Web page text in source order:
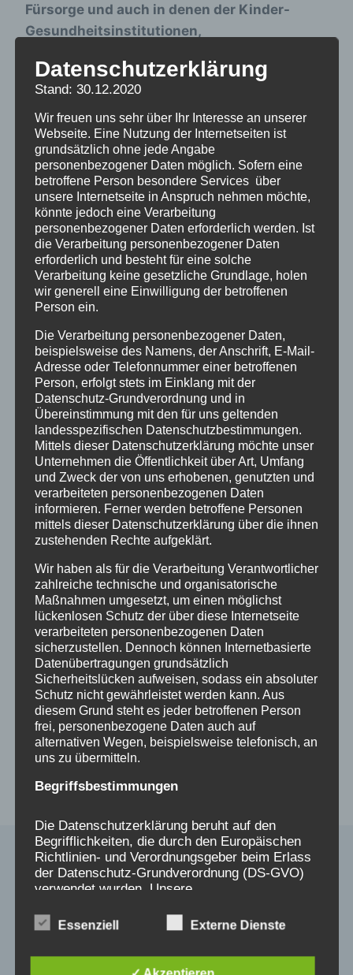
Fürsorge und auch in denen der Kinder-
Gesundheitsinstitutionen,
Bezahlung vorzunehmen. Dabei nahmen sie
es nicht so genau damit, ihre Versuche
vorher von den Eltern genehmigen zu lassen.
Sylvia Wagner hat als Wissenschaftlerin in
diesem Zusammenhang sensationelle
Recherchen ans Licht der Öffentlichkeit
gebracht. Mit diesen zwang sie Politik,
Behörden und Einrichtungen, nach Jahrzehnten
der Ignoranz endlich den
Medikamentenmissbrauch in deutschen
Kinderheimen aufzuarbeiten. In dem Roman
heimgesperrt
die vieler anderer Heimkinder.
„Bis Anfang der 1970er Jahre wurden in
Deutschland Medikamententests, unter
anderem Impfstoffe und Psychopharmaka, an
Heimkindern durchgeführt. Die Kinder und ihre
Eltern wurden darüber nicht informiert.
Behörden und Pharmaindustrie waren ebenso
involviert wie ehemalige KZ-Ärzte […].
Aufgedeckt hat den Skandal die Pharmazeutin
Sylvia Wagner.“So Valerie Höhne, in der taz
Hier der Link zum Buch:
https://shop.correctiv.org/Heimgesperrt/SW101
06
Beitragsnavigation
ZURÜCK
Verschickungskinder –
Fürs Leben gezeichnet
– Buchvorstellung in
Berlin am 6.11.23
WEITER
Aufruf zur Teilnahme
an Interviews der
Ähnliche Beiträge
Datenschutzerklärung
Stand: 30.12.2020
Wir freuen uns sehr über Ihr Interesse an unserer
Webseite. Eine Nutzung der Internetseiten ist
grundsätzlich ohne jede Angabe
personenbezogener Daten möglich. Sofern eine
betroffene Person besondere Services über
unsere Internetseite in Anspruch nehmen möchte,
könnte jedoch eine Verarbeitung
personenbezogener Daten erforderlich werden. Ist
die Verarbeitung personenbezogener Daten
erforderlich und besteht für eine solche
Verarbeitung keine gesetzliche Grundlage, holen
wir generell eine Einwilligung der betroffenen
Person ein.
Die Verarbeitung personenbezogener Daten,
beispielsweise des Namens, der Anschrift, E-Mail-
Adresse oder Telefonnummer einer betroffenen
Person, erfolgt stets im Einklang mit der
Datenschutz-Grundverordnung und in
Übereinstimmung mit den für uns geltenden
landesspezifischen Datenschutzbestimmungen.
Mittels dieser Datenschutzerklärung möchte unser
Unternehmen die Öffentlichkeit über Art, Umfang
und Zweck der von uns erhobenen, genutzten und
verarbeiteten personenbezogenen Daten
informieren. Ferner werden betroffene Personen
mittels dieser Datenschutzerklärung über die ihnen
zustehenden Rechte aufgeklärt.
Wir haben als für die Verarbeitung Verantwortlicher
zahlreiche technische und organisatorische
Maßnahmen umgesetzt, um einen möglichst
lückenlosen Schutz der über diese Internetseite
verarbeiteten personenbezogenen Daten
sicherzustellen. Dennoch können Internetbasierte
Datenübertragungen grundsätzlich
Sicherheitslücken aufweisen, sodass ein absoluter
Schutz nicht gewährleistet werden kann. Aus
diesem Grund steht es jeder betroffenen Person
frei, personenbezogene Daten auch auf
alternativen Wegen, beispielsweise telefonisch, an
uns zu übermitteln.
Begriffsbestimmungen
Die Datenschutzerklärung beruht auf den
Begrifflichkeiten, die durch den Europäischen
Richtlinien- und Verordnungsgeber beim Erlass
der Datenschutz-Grundverordnung (DS-GVO)
verwendet wurden. Unsere
Öffentlichkeit als auch für unsere Kunden und
Geschäftspartner einfach lesbar und
möchten wir vorab die verwendeten
Essenziell Externe Dienste